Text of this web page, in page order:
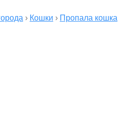
› Кошки › Пропала кошка